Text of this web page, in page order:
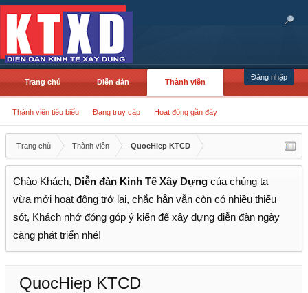
Đăng nhập
Trang chủ Diễn đàn Thành viên
Thành viên tiêu biểu Đang truy cập Hoạt động gần đây
Trang chủ Thành viên QuocHiep KTCD
Chào Khách, Diễn đàn Kinh Tế Xây Dựng của chúng ta
vừa mới hoạt động trở lại, chắc hẳn vẫn còn có nhiều thiếu
sót, Khách nhớ đóng góp ý kiến để xây dựng diễn đàn ngày
càng phát triển nhé!
QuocHiep KTCD